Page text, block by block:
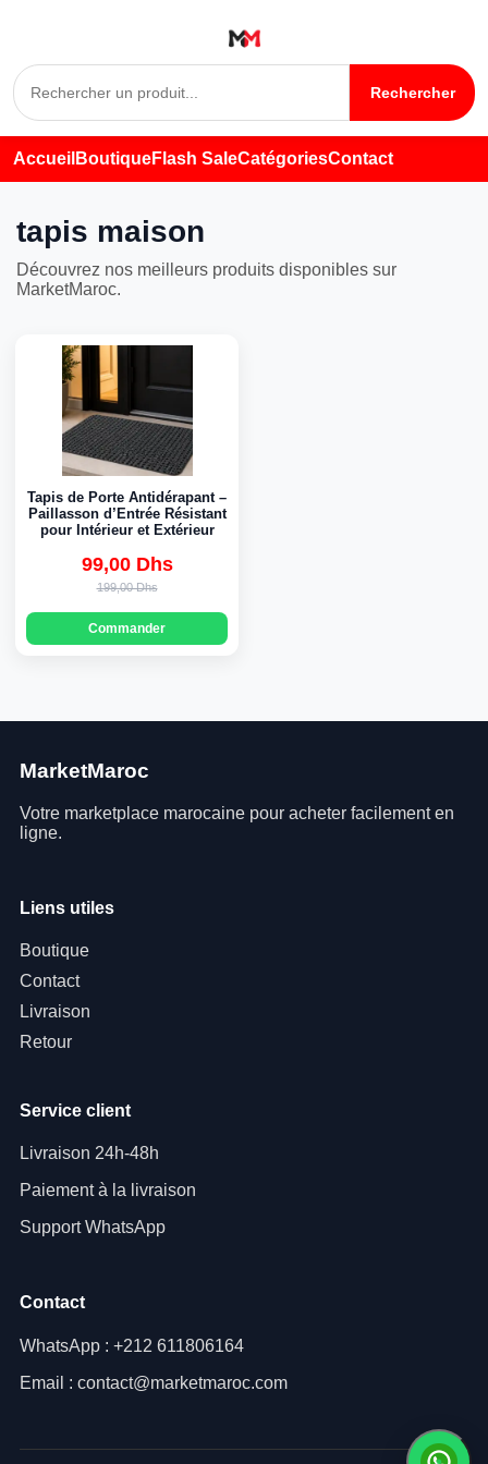
Rechercher
Accueil BoutiqueFlash SaleCatégoriesContact
tapis maison
Découvrez nos meilleurs produits disponibles sur
MarketMaroc.
Tapis de Porte Antidérapant –
Paillasson d’Entrée Résistant
pour Intérieur et Extérieur
199,00 DhsOriginal
price
was:
99,00 Dhs
Current
price
is:
Commander
MarketMaroc
Votre marketplace marocaine pour acheter facilement en
ligne.
Liens utiles
Boutique
Contact
Livraison
Retour
Service client
Livraison 24h-48h
Paiement à la livraison
Support WhatsApp
Contact
WhatsApp : +212 611806164
Email : contact@marketmaroc.com